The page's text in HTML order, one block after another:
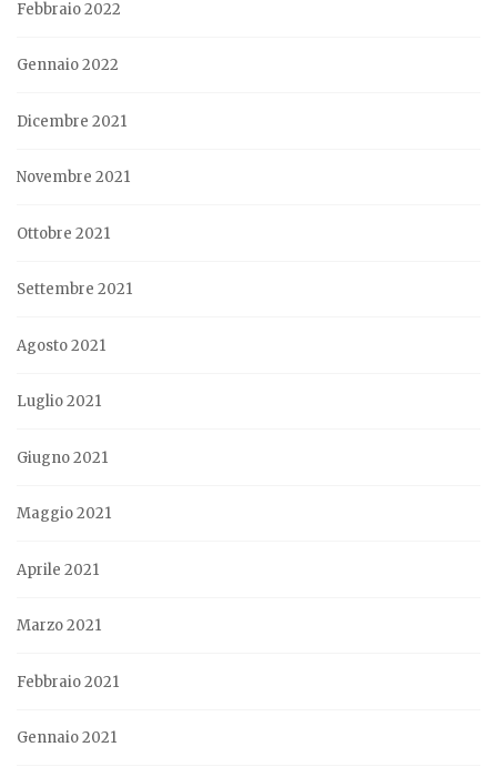
Febbraio 2022
Gennaio 2022
Dicembre 2021
Novembre 2021
Ottobre 2021
Settembre 2021
Agosto 2021
Luglio 2021
Giugno 2021
Maggio 2021
Aprile 2021
Marzo 2021
Febbraio 2021
Gennaio 2021